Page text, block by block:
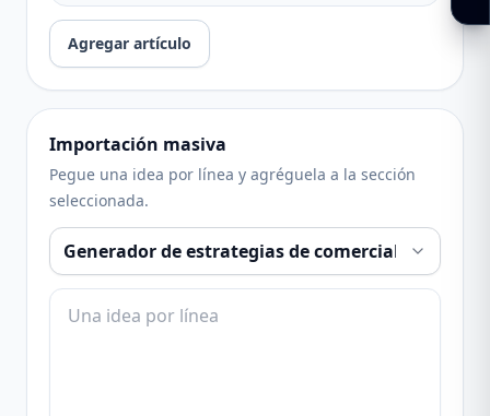
Agregar artículo
Importación masiva
Pegue una idea por línea y agréguela a la sección
seleccionada.